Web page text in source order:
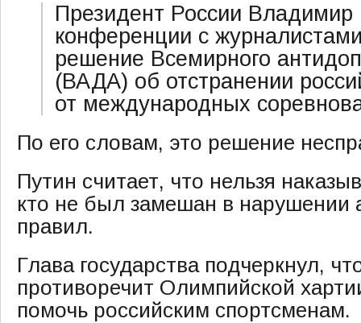
Президент России Владимир
конференции с
решение Всемирного
(ВАДА) об отстранении
от международных
По его словам, это решение
Путин считает, что нельзя
кто не был замешан в нарушении
правил.
Глава государства подчеркнул,
противоречит Олимпийской
помочь российским спортсменам.